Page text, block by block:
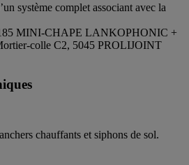
système complet associant avec la
MINI-CHAPE LANKOPHONIC +
colle C2, 5045 PROLIJOINT
chauffants et siphons de sol.